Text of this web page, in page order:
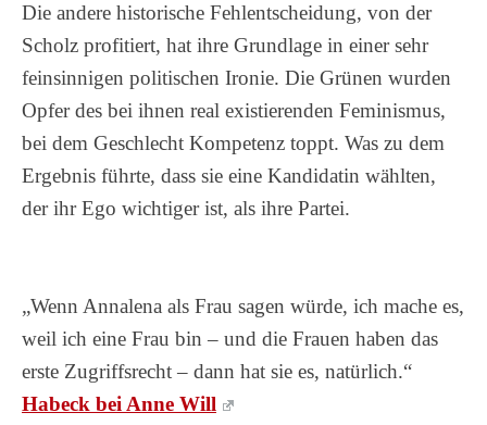
Die andere historische Fehlentscheidung, von der
Scholz profitiert, hat ihre Grundlage in einer sehr
feinsinnigen politischen Ironie. Die Grünen wurden
Opfer des bei ihnen real existierenden Feminismus,
bei dem Geschlecht Kompetenz toppt. Was zu dem
Ergebnis führte, dass sie eine Kandidatin wählten,
der ihr Ego wichtiger ist, als ihre Partei.
„Wenn Annalena als Frau sagen würde, ich mache es,
weil ich eine Frau bin – und die Frauen haben das
erste Zugriffsrecht – dann hat sie es, natürlich.“
Habeck bei Anne Will